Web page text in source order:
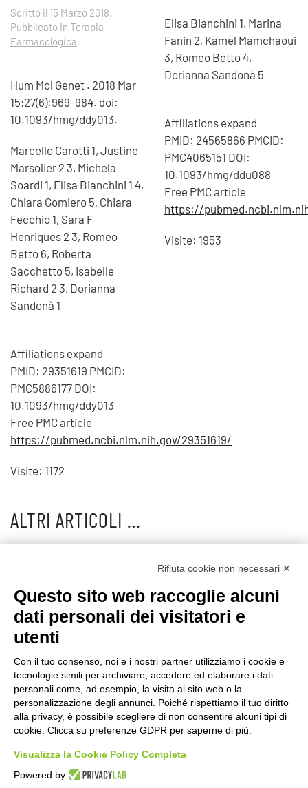
Scritto il 15 Marzo 2018.
Pubblicato in Terapia
Farmacologica.
Hum Mol Genet . 2018 Mar
15;27(6):969-984. doi:
10.1093/hmg/ddy013.
Marcello Carotti 1, Justine
Marsolier 2 3, Michela
Soardi 1, Elisa Bianchini 1 4,
Chiara Gomiero 5, Chiara
Fecchio 1, Sara F
Henriques 2 3, Romeo
Betto 6, Roberta
Sacchetto 5, Isabelle
Richard 2 3, Dorianna
Sandonà 1
Affiliations expand
PMID: 29351619 PMCID:
PMC5886177 DOI:
10.1093/hmg/ddy013
Free PMC article
https://pubmed.ncbi.nlm.nih.gov/29351619/
Visite: 1172
Elisa Bianchini 1, Marina
Fanin 2, Kamel Mamchaoui
3, Romeo Betto 4,
Dorianna Sandonà 5
Affiliations expand
PMID: 24565866 PMCID:
PMC4065151 DOI:
10.1093/hmg/ddu088
Free PMC article
https://
Visite: 1953
ALTRI ARTICOLI …
therapeutic prospects.
©2020 GFBONLUS.IT - GRUPPO FAMILIARI BETA-SARCOGLICANOPATIE
+39 328 0075986 INFO@BETA-SARCOGLICANOPATIE.IT
VIA CIVASCA 112 23018TALAMONA - SO ITALIA
Made byNoratech
Rifiuta cookie non necessari ✕
Questo sito web raccoglie alcuni
dati personali dei visitatori e
utenti
Con il tuo consenso, noi e i nostri partner utilizziamo i cookie e
tecnologie simili per archiviare, accedere ed elaborare i dati
personali come, ad esempio, la visita al sito web o la
personalizzazione degli annunci. Poiché rispettiamo il tuo diritto
alla privacy, è possibile scegliere di non consentire alcuni tipi di
cookie. Clicca su preferenze GDPR per saperne di più.
Visualizza la Cookie Policy Completa
Powered by